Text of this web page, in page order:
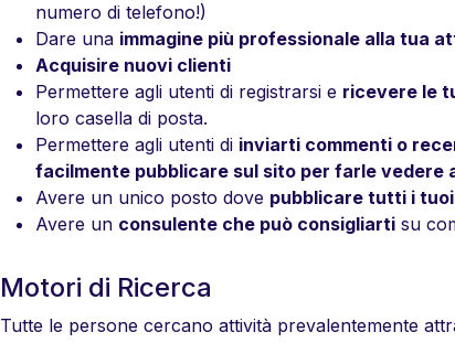
numero di telefono!)
Dare una immagine più professionale alla tua
Acquisire nuovi clienti
Permettere agli utenti di registrarsi e ricevere le
loro casella di posta.
Permettere agli utenti di inviarti commenti o
facilmente pubblicare sul sito per farle
Avere un unico posto dove pubblicare tutti i
Avere un consulente che può consigliartisu
Motori di Ricerca
Tutte le persone cercano attività prevalentemente